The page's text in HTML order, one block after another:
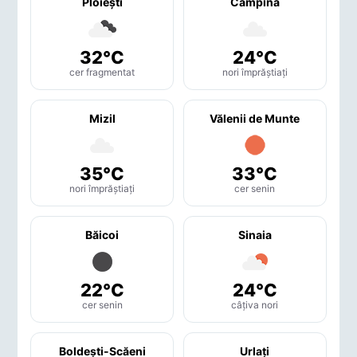
32°C
cer fragmentat
24°C
nori împrăștiați
Mizil
35°C
nori împrăștiați
Vălenii de Munte
33°C
cer senin
Băicoi
22°C
cer senin
Sinaia
24°C
câțiva nori
Boldeşti-Scăeni Urlaţi